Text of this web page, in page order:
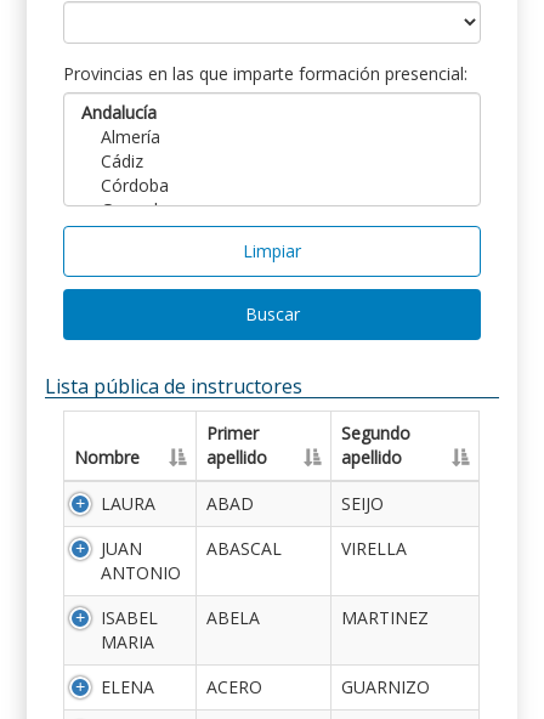
Provincias en las que imparte formación presencial:
Limpiar
Buscar
Lista pública de instructores
Nombre
Primer
apellido
Segundo
apellido
LAURA
ABAD
SEIJO
JUAN
ANTONIO
ABASCAL VIRELLA
ISABEL
MARIA
ABELA MARTINEZ
ELENA ACERO
GUARNIZO